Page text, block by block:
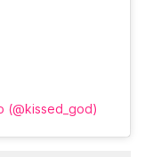
(@kissed_god)